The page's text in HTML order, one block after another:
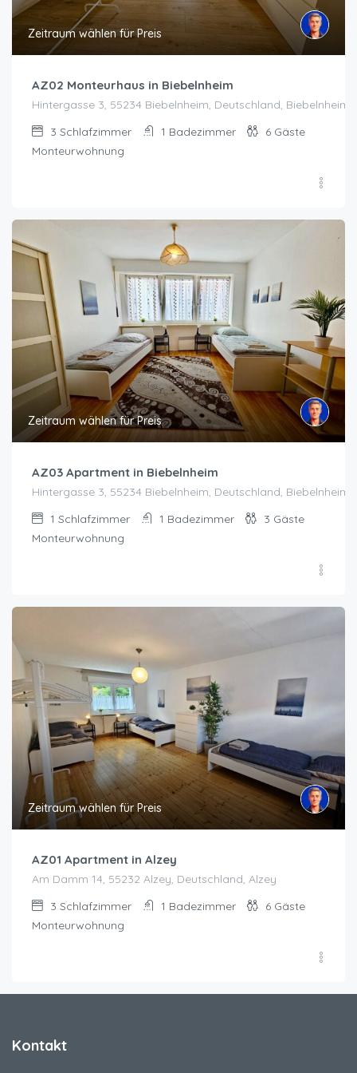
Zeitraum wählen für Preis
AZ02 Monteurhaus in Biebelnheim
Hintergasse 3, 55234 Biebelnheim, Deutschland, Biebelnheim
3 Schlafzimmer 1 Badezimmer 6 Gäste
Monteurwohnung
Zeitraum wählen für Preis
AZ03 Apartment in Biebelnheim
Hintergasse 3, 55234 Biebelnheim, Deutschland, Biebelnheim
1 Schlafzimmer 1 Badezimmer 3 Gäste
Monteurwohnung
Zeitraum wählen für Preis
AZ01 Apartment in Alzey
Am Damm 14, 55232 Alzey, Deutschland, Alzey
3 Schlafzimmer 1 Badezimmer 6 Gäste
Monteurwohnung
Kontakt